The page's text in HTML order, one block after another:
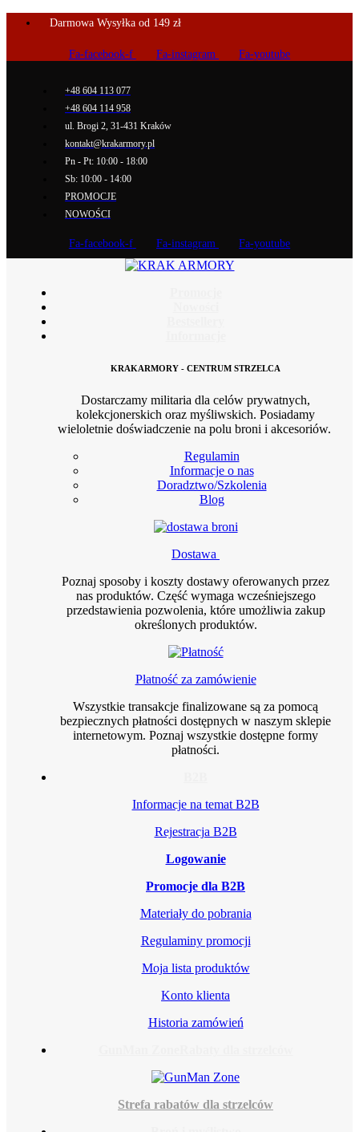
Darmowa Wysyłka od 149 zł
Fa-facebook-f Fa-instagram Fa-youtube
+48 604 113 077
+48 604 114 958
ul. Brogi 2, 31-431 Kraków
kontakt@krakarmory.pl
Pn - Pt: 10:00 - 18:00
Sb: 10:00 - 14:00
PROMOCJE
NOWOŚCI
Fa-facebook-f Fa-instagram Fa-youtube
KRAKARMORY - CENTRUM STRZELCA
Dostarczamy militaria dla celów prywatnych,
kolekcjonerskich oraz myśliwskich. Posiadamy
wieloletnie doświadczenie na polu broni i akcesoriów.
Regulamin
Informacje o nas
Doradztwo/Szkolenia
Blog
Dostawa
Poznaj sposoby i koszty dostawy oferowanych przez
nas produktów. Część wymaga wcześniejszego
przedstawienia pozwolenia, które umożliwia zakup
określonych produktów.
Płatność za zamówienie
Wszystkie transakcje finalizowane są za pomocą
bezpiecznych płatności dostępnych w naszym sklepie
internetowym. Poznaj wszystkie dostępne formy
płatności.
Informacje na temat B2B
Rejestracja B2B
Logowanie
Promocje dla B2B
Materiały do pobrania
Regulaminy promocji
Moja lista produktów
Konto klienta
Historia zamówień
Strefa rabatów dla strzelców